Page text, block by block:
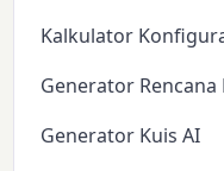
Kalkulator
Generator
Generator Kuis AI